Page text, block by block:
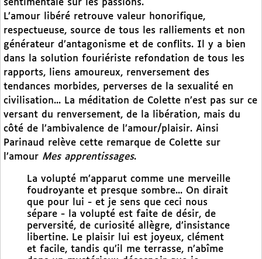
sentimentale sur les passions.
L’amour libéré retrouve valeur honorifique,
respectueuse, source de tous les ralliements et non
générateur d’antagonisme et de conflits. Il y a bien
dans la solution fouriériste refondation de tous les
rapports, liens amoureux, renversement des
tendances morbides, perverses de la sexualité en
civilisation... La méditation de Colette n’est pas sur ce
versant du renversement, de la libération, mais du
côté de l’ambivalence de l’amour/plaisir. Ainsi
Parinaud relève cette remarque de Colette sur
l’amour Mes apprentissages.
La volupté m’apparut comme une merveille
foudroyante et presque sombre... On dirait
que pour lui - et je sens que ceci nous
sépare - la volupté est faite de désir, de
perversité, de curiosité allègre, d’insistance
libertine. Le plaisir lui est joyeux, clément
et facile, tandis qu’il me terrasse, n’abîme